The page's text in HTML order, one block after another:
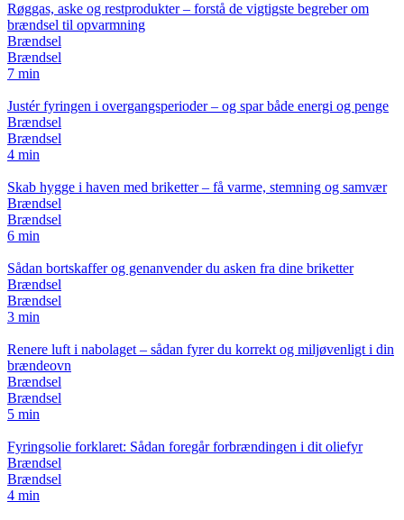
Røggas, aske og restprodukter – forstå de vigtigste begreber om
brændsel til opvarmning
Brændsel
Brændsel
7 min
Justér fyringen i overgangsperioder – og spar både energi og penge
Brændsel
Brændsel
4 min
Skab hygge i haven med briketter – få varme, stemning og samvær
Brændsel
Brændsel
6 min
Sådan bortskaffer og genanvender du asken fra dine briketter
Brændsel
Brændsel
3 min
Renere luft i nabolaget – sådan fyrer du korrekt og miljøvenligt i din
brændeovn
Brændsel
Brændsel
5 min
Fyringsolie forklaret: Sådan foregår forbrændingen i dit oliefyr
Brændsel
Brændsel
4 min